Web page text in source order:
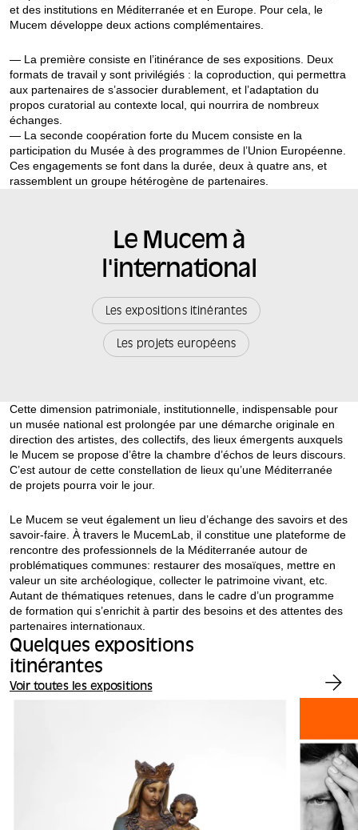
et des institutions en Méditerranée et en Europe. Pour cela, le
Mucem développe deux actions complémentaires.
— La première consiste en l’itinérance de ses expositions. Deux
formats de travail y sont privilégiés : la coproduction, qui permettra
aux partenaires de s’associer durablement, et l’adaptation du
propos curatorial au contexte local, qui nourrira de nombreux
échanges.
— La seconde coopération forte du Mucem consiste en la
participation du Musée à des programmes de l’Union Européenne.
Ces engagements se font dans la durée, deux à quatre ans, et
rassemblent un groupe hétérogène de partenaires.
Le Mucem à
l'international
Les expositions itinérantes
Les projets européens
Cette dimension patrimoniale, institutionnelle, indispensable pour
un musée national est prolongée par une démarche originale en
direction des artistes, des collectifs, des lieux émergents auxquels
le Mucem se propose d’être la chambre d’échos de leurs discours.
C’est autour de cette constellation de lieux qu’une Méditerranée
de projets pourra voir le jour.
Le Mucem se veut également un lieu d’échange des savoirs et des
savoir-faire. À travers le MucemLab, il constitue une plateforme de
rencontre des professionnels de la Méditerranée autour de
problématiques communes: restaurer des mosaïques, mettre en
valeur un site archéologique, collecter le patrimoine vivant, etc.
Autant de thématiques retenues, dans le cadre d’un programme
de formation qui s’enrichit à partir des besoins et des attentes des
partenaires internationaux.
Quelques expositions
itinérantes
Voir toutes les expositions